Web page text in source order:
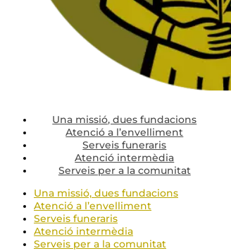
Una missió, dues fundacions
Atenció a l’envelliment
Serveis funeraris
Atenció intermèdia
Serveis per a la comunitat
Una missió, dues fundacions
Atenció a l’envelliment
Serveis funeraris
Atenció intermèdia
Serveis per a la comunitat